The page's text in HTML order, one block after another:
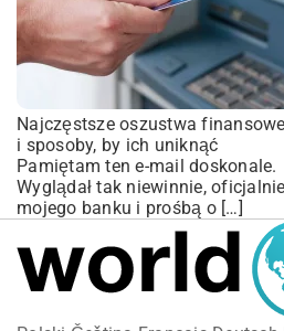
Najczęstsze oszustwa finansowe
i sposoby, by ich uniknąć
Pamiętam ten e-mail doskonale.
Wyglądał tak niewinnie,
mojego banku i prośbą o […]